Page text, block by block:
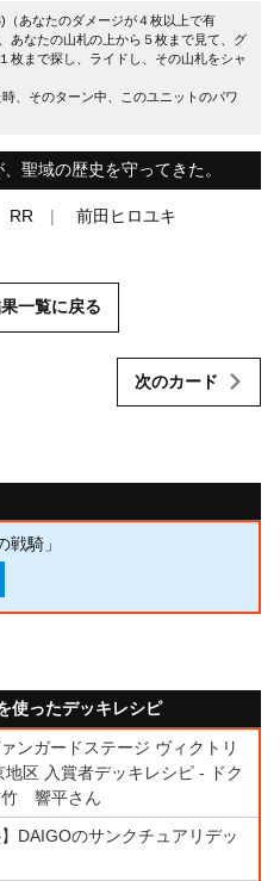
（あなたのダメージが４枚以上で有
あなたの山札の上から５枚まで見て、グ
枚まで探し、ライドし、その山札をシャ
、そのターン中、このユニットのパワ
聖域の歴史を守ってきた。
RR 前田ヒロユキ
一覧に戻る
次のカード
戦騎」
使ったデッキレシピ
ンガードステージ ヴィクトリ
地区 入賞者デッキレシピ - ドク
響平さん
】DAIGOのサンクチュアリデッ